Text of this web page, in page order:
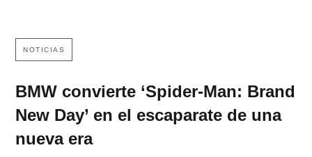
NOTICIAS
BMW convierte ‘Spider-Man: Brand
New Day’ en el escaparate de una
nueva era